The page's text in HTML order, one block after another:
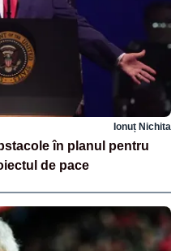
Ionuț Nichita
în planul pentru
de pace